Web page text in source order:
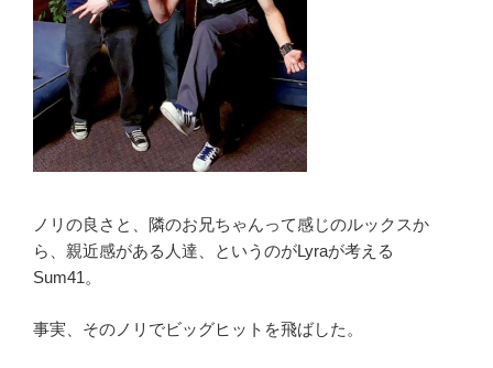
ノリの良さと、隣のお兄ちゃんって感じのルックスか
ら、親近感がある人達、というのがLyraが考える
Sum41。
事実、そのノリでビッグヒットを飛ばした。